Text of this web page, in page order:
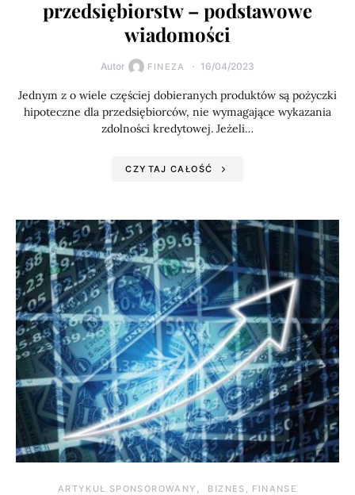
przedsiębiorstw – podstawowe
wiadomości
Autor FINEZA 16/04/2023
Jednym z o wiele częściej dobieranych produktów są pożyczki
hipoteczne dla przedsiębiorców, nie wymagające wykazania
zdolności kredytowej. Jeżeli…
CZYTAJ CAŁOŚĆ
ARTYKUŁ SPONSOROWANY BIZNES, FINANSE